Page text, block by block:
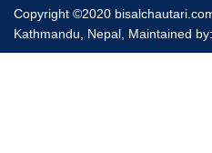
Copyright ©2020
Kathmandu, Nepal, Maintained by: